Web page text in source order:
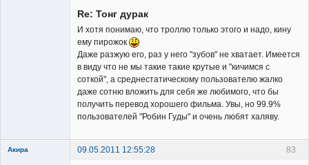
Re: Тонг дурак
И хотя понимаю, что троллю только этого и надо, кину
ему пирожок
Даже разжую его, раз у него "зубов" не хватает. Имеется
в виду что не мы такие такие крутые и "кичимся с
соткой", а среднестатическому пользователю жалко
даже сотню вложить для себя же любимого, что бы
получить перевод хорошего фильма. Увы, но 99.9%
пользователей "Робин Гуды" и очень любят халяву.
83
Акира 09.05.2011 12:55:28